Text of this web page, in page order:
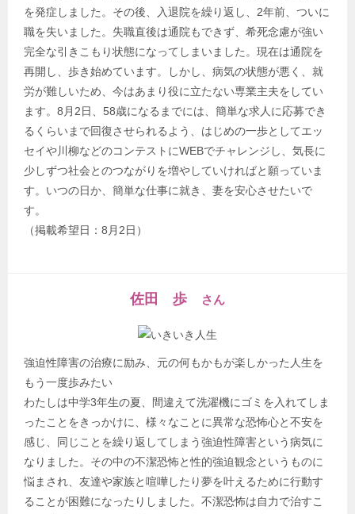
を発症しました。その後、入退院を繰り返し、2年前、ついに
職を失いました。失職直後は通院もできず、希死念慮が強い
完全な引きこもり状態になってしまいました。現在は通院を
再開し、歩き始めています。しかし、病気の状態が悪く、就
労が難しいため、今はあまり役に立たない専業主夫をしてい
ます。8月2日、58歳になるまでには、簡単な求人に応募でき
るくらいまで回復させられるよう、はじめの一歩としてエッ
セイや川柳などのコンテストにWEBでチャレンジし、気長に
少しずつ社会とのつながりを増やしていければと願っていま
す。いつの日か、簡単な仕事に就き、妻を安心させたいで
す。
（掲載希望日：8月2日）
佐田 歩 さん
強迫性障害の治療に励み、元の何もかもが楽しかった人生を
もう一度歩みたい
わたしは中学3年生の夏、間違えて洗濯機にゴミを入れてしま
ったことをきっかけに、様々なことに異常な恐怖心と不安を
感じ、同じことを繰り返してしまう強迫性障害という病気に
なりました。その中の不潔恐怖と性的強迫観念というものに
悩まされ、友達や家族と喧嘩したり夢を叶えるために行動す
ることが困難になったりしました。不潔恐怖は自力で治すこ